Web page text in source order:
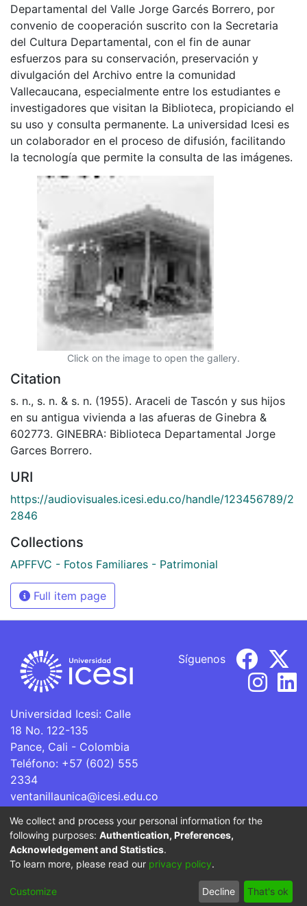
Departamental del Valle Jorge Garcés Borrero, por
convenio de cooperación suscrito con la Secretaria
del Cultura Departamental, con el fin de aunar
esfuerzos para su conservación, preservación y
divulgación del Archivo entre la comunidad
Vallecaucana, especialmente entre los estudiantes e
investigadores que visitan la Biblioteca, propiciando el
su uso y consulta permanente. La universidad Icesi es
un colaborador en el proceso de difusión, facilitando
la tecnología que permite la consulta de las imágenes.
Click on the image to open the gallery.
Citation
s. n., s. n. & s. n. (1955). Araceli de Tascón y sus hijos
en su antigua vivienda a las afueras de Ginebra &
602773. GINEBRA: Biblioteca Departamental Jorge
Garces Borrero.
URI
https://audiovisuales.icesi.edu.co/handle/123456789/2
2846
Collections
APFFVC - Fotos Familiares - Patrimonial
Full item page
Universidad Icesi: Calle
18 No. 122-135
Pance, Cali - Colombia
Teléfono: +57 (602) 555
2334
ventanillaunica@icesi.edu.co
Síguenos
La Universidad Icesi es una Institución de Educación
Superior que se encuentra sujeta a inspección y vigilancia
por parte del Ministerio de Educación Nacional.
Cookie
End User
Agreement
Send
Feedback
We collect and process your personal information for the
following purposes: Authentication, Preferences,
Acknowledgement and Statistics.
To learn more, please read our privacy policy.
Customize Decline That's ok